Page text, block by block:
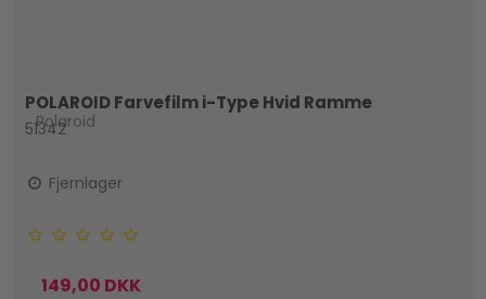
POLAROID Farvefilm i-Type Hvid Ramme
Polaroid
51342
Fjernlager
149,00 DKK